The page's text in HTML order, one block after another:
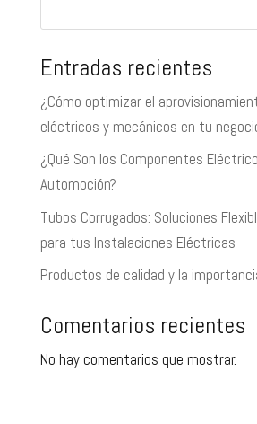
Entradas recientes
¿Cómo optimizar el
eléctricos y mecánicos en tu
¿Qué Son los Componentes
Automoción?
Tubos Corrugados: Soluciones
para tus Instalaciones Eléctricas
Productos de calidad y la
Comentarios recientes
No hay comentarios que mostrar.